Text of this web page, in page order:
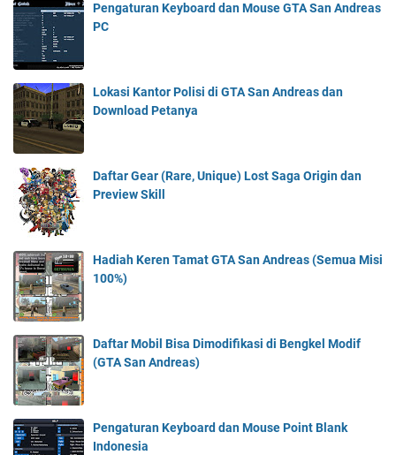
Pengaturan Keyboard dan Mouse GTA San Andreas
PC
Lokasi Kantor Polisi di GTA San Andreas dan
Download Petanya
Daftar Gear (Rare, Unique) Lost Saga Origin dan
Preview Skill
Hadiah Keren Tamat GTA San Andreas (Semua Misi
100%)
Daftar Mobil Bisa Dimodifikasi di Bengkel Modif
(GTA San Andreas)
Pengaturan Keyboard dan Mouse Point Blank
Indonesia